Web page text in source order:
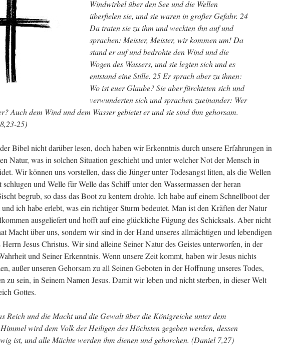
Windwirbel über den See und die Wellen
überfielen sie, und sie waren in großer Gefahr. 24
Da traten sie zu ihm und weckten ihn auf und
sprachen: Meister, Meister, wir kommen um! Da
stand er auf und bedrohte den Wind und die
Wogen des Wassers, und sie legten sich und es
entstand eine Stille. 25 Er sprach aber zu ihnen:
Wo ist euer Glaube? Sie aber fürchteten sich und
verwunderten sich und sprachen zueinander: Wer
Auch dem Wind und dem Wasser gebietet er und sie sind ihm gehorsam.
25)
Bibel nicht darüber lesen, doch haben wir Erkenntnis durch unsere Erfahrungen in
Natur, was in solchen Situation geschieht und unter welcher Not der Mensch in
Wir können uns vorstellen, dass die Jünger unter Todesangst litten, als die Wellen
schlugen und Welle für Welle das Schiff unter den Wassermassen der heran
begrub, so dass das Boot zu kentern drohte. Ich habe auf einem Schnellboot der
ich habe erlebt, was ein richtiger Sturm bedeutet. Man ist den Kräften der Natur
ausgeliefert und hofft auf eine glückliche Fügung des Schicksals. Aber nicht
Macht über uns, sondern wir sind in der Hand unseres allmächtigen und lebendigen
Herrn Jesus Christus. Wir sind alleine Seiner Natur des Geistes unterworfen, in der
und Seiner Erkenntnis. Wenn unsere Zeit kommt, haben wir Jesus nichts
außer unseren Gehorsam zu all Seinen Geboten in der Hoffnung unseres Todes,
zu sein, in Seinem Namen Jesus. Damit wir leben und nicht sterben, in dieser Welt
Gottes.
Reich und die Macht und die Gewalt über die Königreiche unter dem
wird dem Volk der Heiligen des Höchsten gegeben werden, dessen
ist, und alle Mächte werden ihm dienen und gehorchen. (Daniel 7,27)